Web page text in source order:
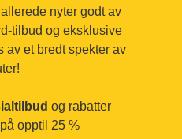
nyter godt av
tilbud og eksklusive
av et bredt spekter av
og rabatter
opptil 25 %